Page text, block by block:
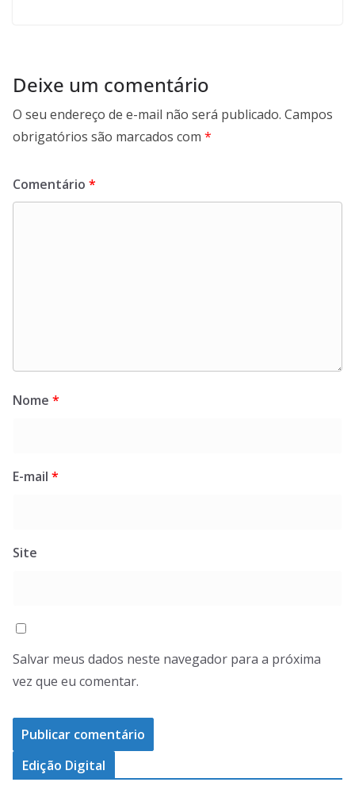
Deixe um comentário
O seu endereço de e-mail não será publicado. Campos
obrigatórios são marcados com *
Comentário *
Nome *
E-mail *
Site
Salvar meus dados neste navegador para a próxima
vez que eu comentar.
Edição Digital